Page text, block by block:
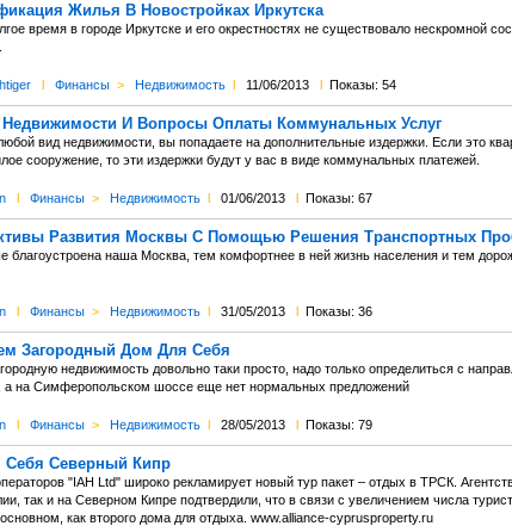
Жилья В Новостройках Иркутска
время в городе Иркутске и его окрестностях не существовало нескромной
l Финансы > Недвижимость l 11/06/2013 l Показы: 54
Недвижимости И Вопросы Оплаты Коммунальных Услуг
вид недвижимости, вы попадаете на дополнительные издержки. Если это
сооружение, то эти издержки будут у вас в виде коммунальных платежей.
l Финансы > Недвижимость l 01/06/2013 l Показы: 67
Развития Москвы С Помощью Решения Транспортных
благоустроена наша Москва, тем комфортнее в ней жизнь населения и тем
l Финансы > Недвижимость l 31/05/2013 l Показы: 36
Загородный Дом Для Себя
недвижимость довольно таки просто, надо только определиться с
а на Симферопольском шоссе еще нет нормальных предложений
l Финансы > Недвижимость l 28/05/2013 l Показы: 79
Себя Северный Кипр
"IAH Ltd" широко рекламирует новый тур пакет – отдых в ТРСК.
так и на Северном Кипре подтвердили, что в связи с увеличением числа
как второго дома для отдыха. www.alliance-cyprusproperty.ru